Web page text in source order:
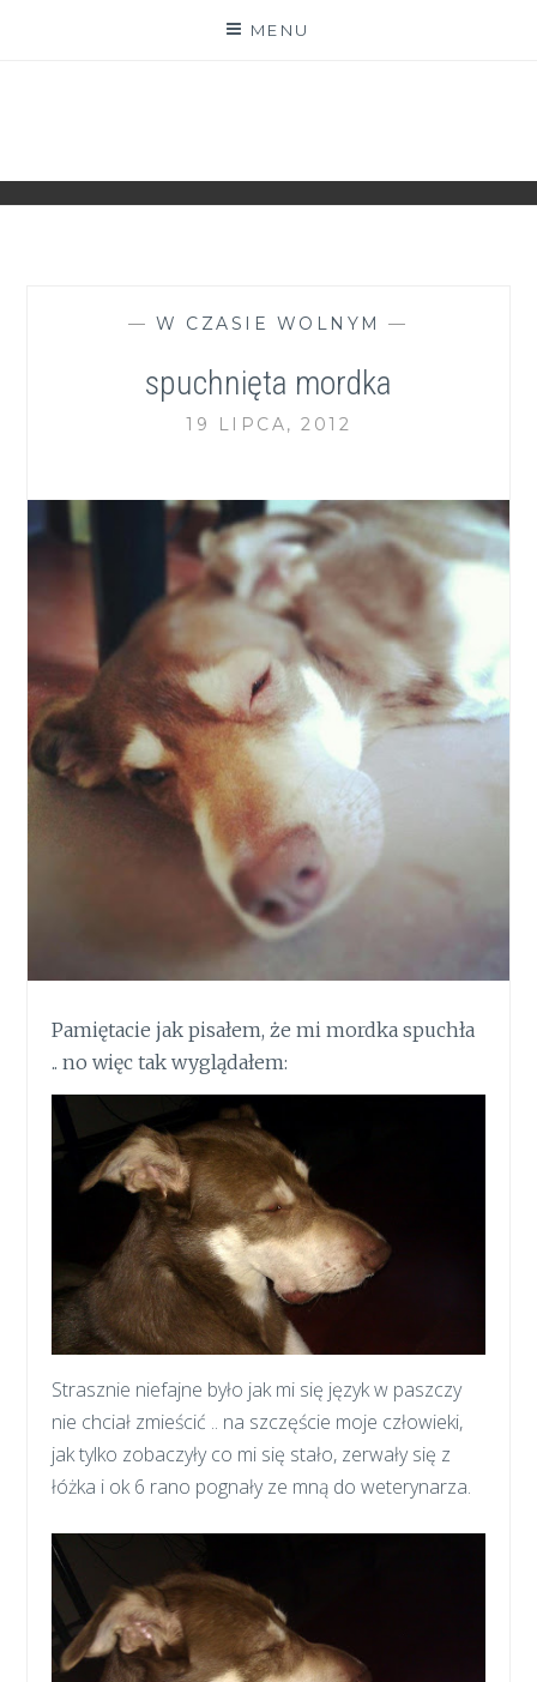
MENU
—W CZASIE WOLNYM —
spuchnięta mordka
19 LIPCA, 2012
Pamiętacie jak pisałem, że mi mordka spuchła
.. no więc tak wyglądałem:
Strasznie niefajne było jak mi się język w paszczy
nie chciał zmieścić .. na szczęście moje człowieki,
jak tylko zobaczyły co mi się stało, zerwały się z
łóżka i ok 6 rano pognały ze mną do weterynarza.